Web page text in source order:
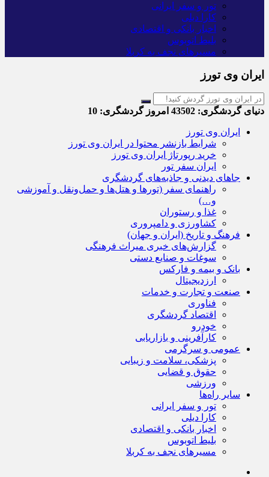
تور و سفر ایرانی
کارا دیلی
اخبار بانکی و اقتصادی
بلیط اتوبوس
مسیرهای نجف به کربلا
ایران وی تورز
دنیای گردشگری: امروز گردشگری:
ایران وی تورز
شرایط بازنشر محتوا در ایران وی تورز
خرید رپورتاژ ایران وی تورز
ایران سفر تور
جاهای دیدنی و جاذبه‌های گردشگری
راهنمای سفر (تورها و هتل‌ها و حمل‌و‌نقل و آموزشی
و…)
غذا و رستوران
کشاورزی و دامپروری
فرهنگ و تاریخ (ایران و جهان)
گزارش‌های خبری میراث فرهنگی
سوغات و صنایع دستی
بانک و بیمه و فارکس
ارزدیجیتال
صنعت و تجارت و خدمات
فناوری
اقتصاد گردشگری
خودرو
کارآفرینی و بازاریابی
عمومی و سرگرمی
پزشکی، سلامت و زیبایی
حقوق و قضایی
ورزشی
سایر راه‌ها
تور و سفر ایرانی
کارا دیلی
اخبار بانکی و اقتصادی
بلیط اتوبوس
مسیرهای نجف به کربلا